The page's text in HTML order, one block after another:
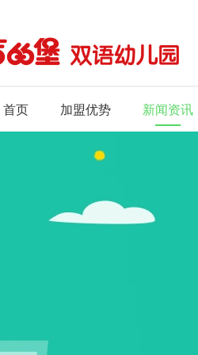
首页 加盟优势 新闻资讯